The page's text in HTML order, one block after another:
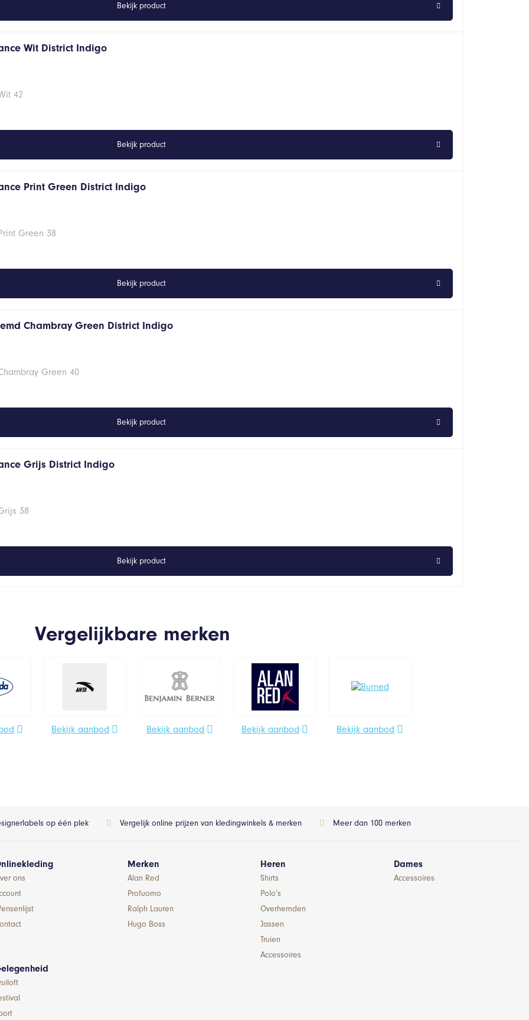
Bekijk product
Wit District Indigo
42
Bekijk product
Print Green District Indigo
Green 38
Bekijk product
Chambray Green District Indigo
Green 40
Bekijk product
Grijs District Indigo
38
Bekijk product
Vergelijkbare merken
Bekijk aanbod Bekijk aanbod Bekijk aanbod Bekijk aanbod
op één plek Vergelijk online prijzen van kledingwinkels & merken Meer dan 100 merken
ons
Merken
Alan Red
Profuomo
Ralph Lauren
Hugo Boss
Heren
Shirts
Polo’s
Overhemden
Jassen
Truien
Accessoires
Dames
Accessoires